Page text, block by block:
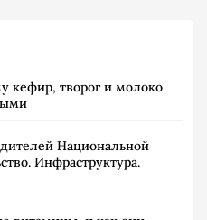
кефир, творог и молоко
Национальной
Инфраструктура.